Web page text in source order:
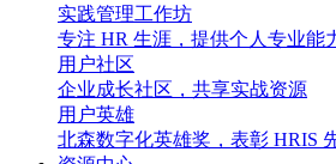
实践管理工作坊
专注 HR 生涯，提供个人专业能
用户社区
企业成长社区，共享实战资源
用户英雄
北森数字化英雄奖，表彰 HRIS